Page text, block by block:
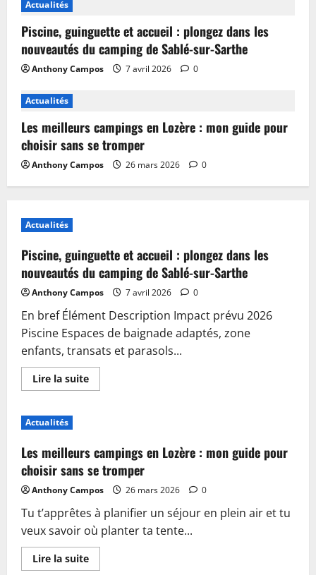
Actualités
Piscine, guinguette et accueil : plongez dans les
nouveautés du camping de Sablé-sur-Sarthe
Anthony Campos 7 avril 2026 0
Actualités
Les meilleurs campings en Lozère : mon guide pour
choisir sans se tromper
Anthony Campos 26 mars 2026 0
Actualités
Piscine, guinguette et accueil : plongez dans les
nouveautés du camping de Sablé-sur-Sarthe
Anthony Campos 7 avril 2026 0
En bref Élément Description Impact prévu 2026
Piscine Espaces de baignade adaptés, zone
enfants, transats et parasols...
Lire la suiteEn
savoir
accueil
:
plongez
dans
les
nouveautés
du
camping
de
Sablé-
sur-
Sarthe
Actualités
Les meilleurs campings en Lozère : mon guide pour
choisir sans se tromper
Anthony Campos 26 mars 2026 0
Tu t’apprêtes à planifier un séjour en plein air et tu
veux savoir où planter ta tente...
Lire la suiteEn
savoir